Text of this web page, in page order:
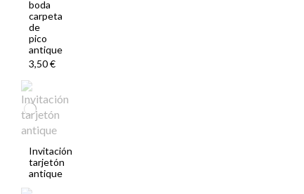
boda
carpeta
de
pico
antique
3,50 €
Invitación
tarjetón
antique